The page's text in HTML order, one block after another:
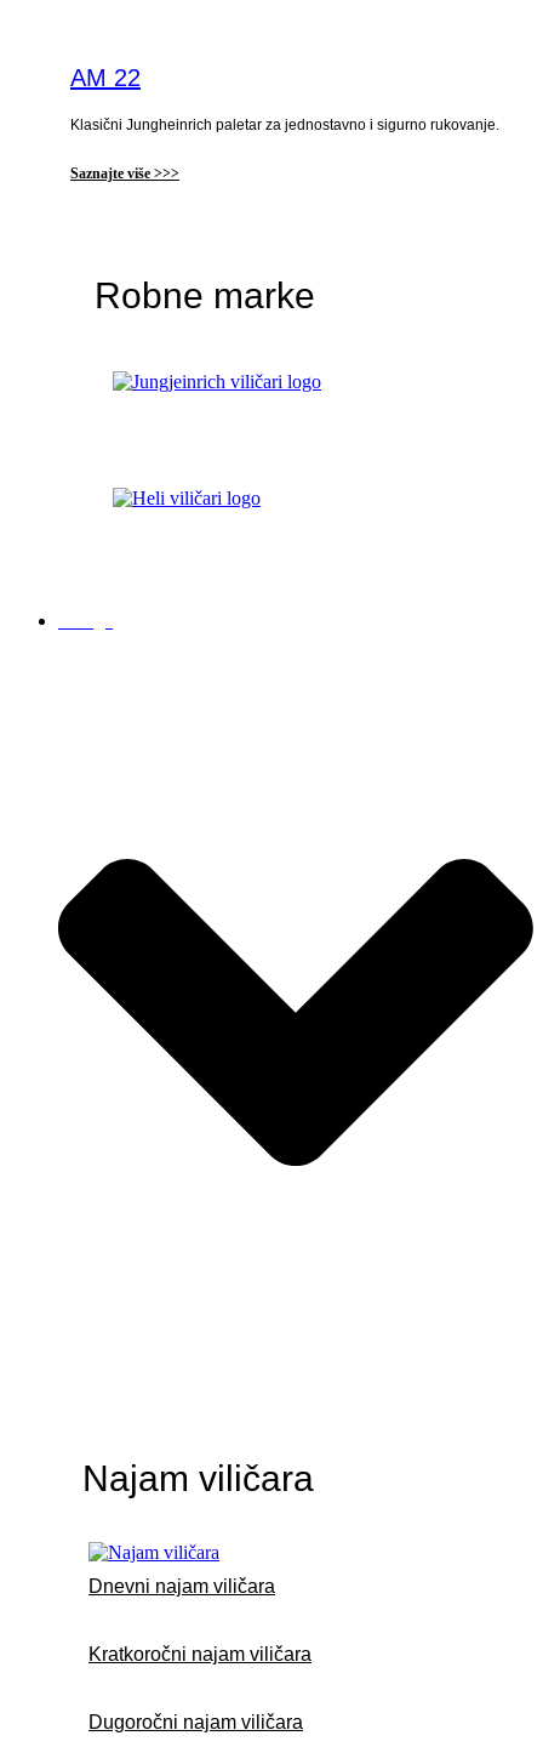
AM 22
Klasični Jungheinrich paletar za jednostavno i sigurno rukovanje.
Saznajte više >>>
Robne marke
Najam viličara
Dnevni najam viličara
Kratkoročni najam viličara
Dugoročni najam viličara